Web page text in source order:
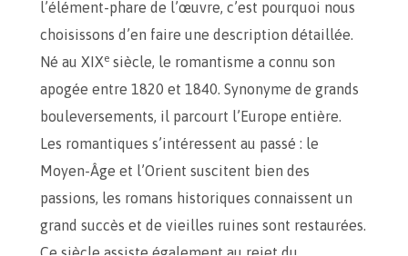
l’élément-phare de l’œuvre, c’est pourquoi nous
choisissons d’en faire une description détaillée.
Né au XIXe siècle, le romantisme a connu son
apogée entre 1820 et 1840. Synonyme de grands
bouleversements, il parcourt l’Europe entière.
Les romantiques s’intéressent au passé : le
Moyen-Âge et l’Orient suscitent bien des
passions, les romans historiques connaissent un
grand succès et de vieilles ruines sont restaurées.
Ce siècle assiste également au rejet du